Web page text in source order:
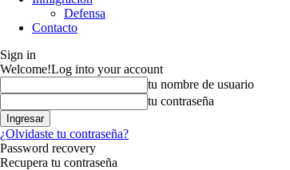
Defensa
Contacto
Sign in
Welcome!Log into your account
tu nombre de usuario
tu contraseña
¿Olvidaste tu contraseña?
Password recovery
Recupera tu contraseña